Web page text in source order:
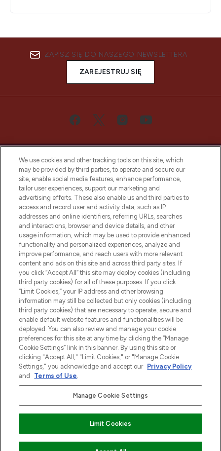
ZAPISZ SIĘ DO NASZEGO NEWSLETTERA
ZAREJESTRUJ SIĘ
Bądź pierwszą osobą, która dowie się o
najnowszych produktach, od niszowych i
uznanych marek, sezonowych trendach i
otrzyma ekskluzywne artykuły redakcyjne
z Sunday Supplement.
Zgoda na pliki cookie
Do Not Sell or Share My Personal
Information
POMOC & INFORMACJE
WAŻNE INFORMACJE
O LOOKFANTASTIC
Płać bezpiecznie za pomocą
We use cookies and other tracking tools on this site, which
may be provided by third parties, to operate and secure our
site, enable social media features, enhance performance,
tailor user experiences, support our marketing and
advertising efforts. These also enable us and third parties to
access and record user and activity data, such as IP
addresses and online identifiers, referring URLs, searches
and interactions, browser and device details, and other
usage information, which may be used to provide enhanced
functionality and personalized experiences, analyze and
improve performance, and reach users with more relevant
content and ads on this site and across third party sites. If
you click “Accept All” this site may deploy cookies (including
third party cookies) for all of these purposes. If you click
“Limit Cookies,” your IP address and other browsing
information may still be collected but only cookies (including
third party cookies) that are necessary to operate, secure and
enable default website features and functionalities will be
deployed. You can also review and manage your cookie
preferences for this site at any time by clicking the “Manage
Cookie Settings” link in this banner. By using this site or
clicking "Accept All," "Limit Cookies," or "Manage Cookie
Settings," you acknowledge and accept our Privacy Policy
and
Terms of Use.
Manage Cookie Settings
Limit Cookies